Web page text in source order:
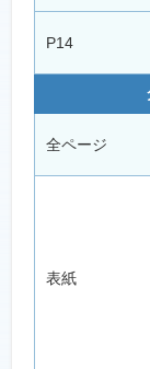
P14
全ページ
表紙